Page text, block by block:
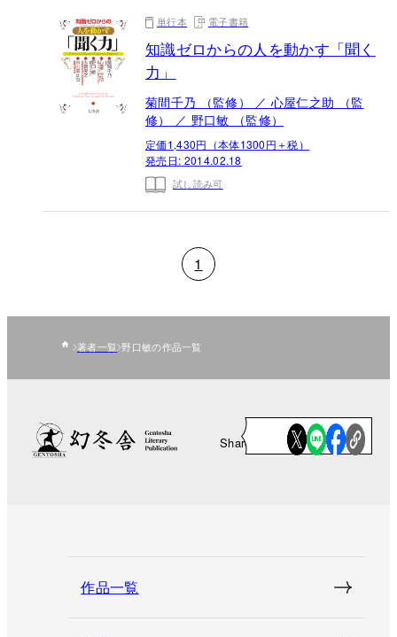
単行本 電子書籍
知識ゼロからの人を動かす「聞く
力」
菊間千乃 （監修） ／ 心屋仁之助 （監
修） ／ 野口敏 （監修）
定価1,430円（本体1300円＋税）
発売日: 2014.02.18
試し読み可
1
著者一覧 野口敏の作品一覧
Share
作品一覧